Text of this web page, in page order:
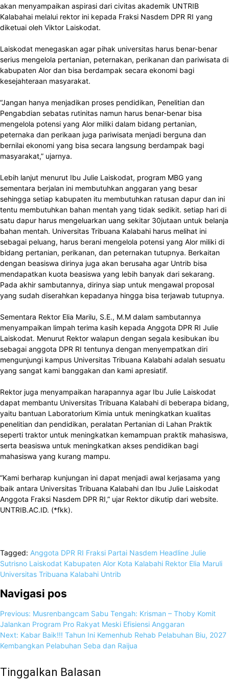
akan menyampaikan aspirasi dari civitas akademik UNTRIB
Kalabahai melalui rektor ini kepada Fraksi Nasdem DPR RI yang
diketuai oleh Viktor Laiskodat.
Laiskodat menegaskan agar pihak universitas harus benar-benar
serius mengelola pertanian, peternakan, perikanan dan pariwisata di
kabupaten Alor dan bisa berdampak secara ekonomi bagi
kesejahteraan masyarakat.
“Jangan hanya menjadikan proses pendidikan, Penelitian dan
Pengabdian sebatas rutinitas namun harus benar-benar bisa
mengelola potensi yang Alor miliki dalam bidang pertanian,
peternaka dan perikaan juga pariwisata menjadi berguna dan
bernilai ekonomi yang bisa secara langsung berdampak bagi
masyarakat,” ujarnya.
Lebih lanjut menurut Ibu Julie Laiskodat, program MBG yang
sementara berjalan ini membutuhkan anggaran yang besar
sehingga setiap kabupaten itu membutuhkan ratusan dapur dan ini
tentu membutuhkan bahan mentah yang tidak sedikit. setiap hari di
satu dapur harus mengeluarkan uang sekitar 30jutaan untuk belanja
bahan mentah. Universitas Tribuana Kalabahi harus melihat ini
sebagai peluang, harus berani mengelola potensi yang Alor miliki di
bidang pertanian, perikanan, dan peternakan tutupnya. Berkaitan
dengan beasiswa dirinya juga akan berusaha agar Untrib bisa
mendapatkan kuota beasiswa yang lebih banyak dari sekarang.
Pada akhir sambutannya, dirinya siap untuk mengawal proposal
yang sudah diserahkan kepadanya hingga bisa terjawab tutupnya.
Sementara Rektor Elia Marilu, S.E., M.M dalam sambutannya
menyampaikan limpah terima kasih kepada Anggota DPR RI Julie
Laiskodat. Menurut Rektor walapun dengan segala kesibukan ibu
sebagai anggota DPR RI tentunya dengan menyempatkan diri
mengunjungi kampus Universitas Tribuana Kalabahi adalah sesuatu
yang sangat kami banggakan dan kami apresiatif.
Rektor juga menyampaikan harapannya agar Ibu Julie Laiskodat
dapat membantu Universitas Tribuana Kalabahi di beberapa bidang,
yaitu bantuan Laboratorium Kimia untuk meningkatkan kualitas
penelitian dan pendidikan, peralatan Pertanian di Lahan Praktik
seperti traktor untuk meningkatkan kemampuan praktik mahasiswa,
serta beasiswa untuk meningkatkan akses pendidikan bagi
mahasiswa yang kurang mampu.
“Kami berharap kunjungan ini dapat menjadi awal kerjasama yang
baik antara Universitas Tribuana Kalabahi dan Ibu Julie Laiskodat
Anggota Fraksi Nasdem DPR RI,” ujar Rektor dikutip dari website.
UNTRIB.AC.ID. (*fkk).
Tagged: Anggota DPR RI Fraksi Partai Nasdem Headline Julie
Sutrisno Laiskodat Kabupaten Alor Kota Kalabahi Rektor Elia Maruli
Universitas Tribuana Kalabahi Untrib
Navigasi pos
Previous: Musrenbangcam Sabu Tengah: Krisman – Thoby Komit
Jalankan Program Pro Rakyat Meski Efisiensi Anggaran
Next: Kabar Baik!!! Tahun Ini Kemenhub Rehab Pelabuhan Biu, 2027
Kembangkan Pelabuhan Seba dan Raijua
Tinggalkan Balasan